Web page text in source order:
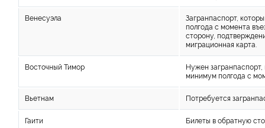
Венесуэла
Загранпаспорт,
полгода с момента
сторону,
миграционная карта.
Восточный Тимор
Нужен
минимум полгода с
Вьетнам Потребуется
Гаити Билеты в обратную